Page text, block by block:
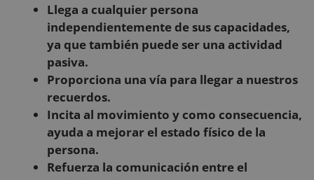
Llega a cualquier persona
independientemente de sus capacidades,
ya que también puede ser una actividad
pasiva.
Proporciona una vía para llegar a nuestros
recuerdos.
Incita al movimiento y como consecuencia,
ayuda a mejorar el estado físico de la
persona.
Refuerza la comunicación entre el